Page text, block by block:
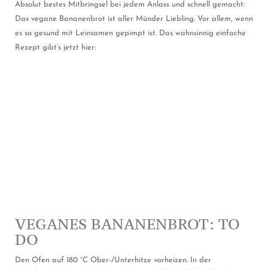
Absolut bestes Mitbringsel bei jedem Anlass und schnell gemacht:
Das vegane Bananenbrot ist aller Münder Liebling. Vor allem, wenn
es so gesund mit Leinsamen gepimpt ist. Das wahnsinnig einfache
Rezept gibt’s jetzt hier:
VEGANES BANANENBROT: TO
DO
Den Ofen auf 180 °C Ober-/Unterhitze vorheizen. In der